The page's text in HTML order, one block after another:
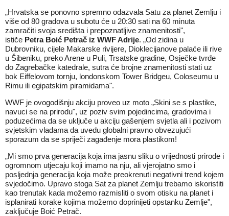
„Hrvatska se ponovno spremno odazvala Satu za planet Zemlju i
više od 80 gradova u subotu će u 20:30 sati na 60 minuta
zamračiti svoja središta i prepoznatljive znamenitosti",
ističe Petra Boić Petrač iz WWF Adrije. „Od zidina u
Dubrovniku, cijele Makarske rivijere, Dioklecijanove palaće ili rive
u Šibeniku, preko Arene u Puli, Trsatske gradine, Osječke tvrđe
do Zagrebačke katedrale, sutra će brojne znamenitosti stati uz
bok Eiffelovom tornju, londonskom Tower Bridgeu, Coloseumu u
Rimu ili egipatskim piramidama".
WWF je ovogodišnju akciju proveo uz moto „Skini se s plastike,
navuci se na prirodu", uz poziv svim pojedincima, gradovima i
poduzećima da se uključe u akciju gašenjem svjetla ali i pozivom
svjetskim vladama da uvedu globalni pravno obvezujući
sporazum da se spriječi zagađenje mora plastikom!
„Mi smo prva generacija koja ima jasnu sliku o vrijednosti prirode i
ogromnom utjecaju koji imamo na nju, ali vjerojatno smo i
posljednja generacija koja može preokrenuti negativni trend kojem
svjedočimo. Upravo stoga Sat za planet Zemlju trebamo iskoristiti
kao trenutak kada možemo razmisliti o svom otisku na planet i
isplanirati korake kojima možemo doprinijeti opstanku Zemlje",
zaključuje Boić Petrač.